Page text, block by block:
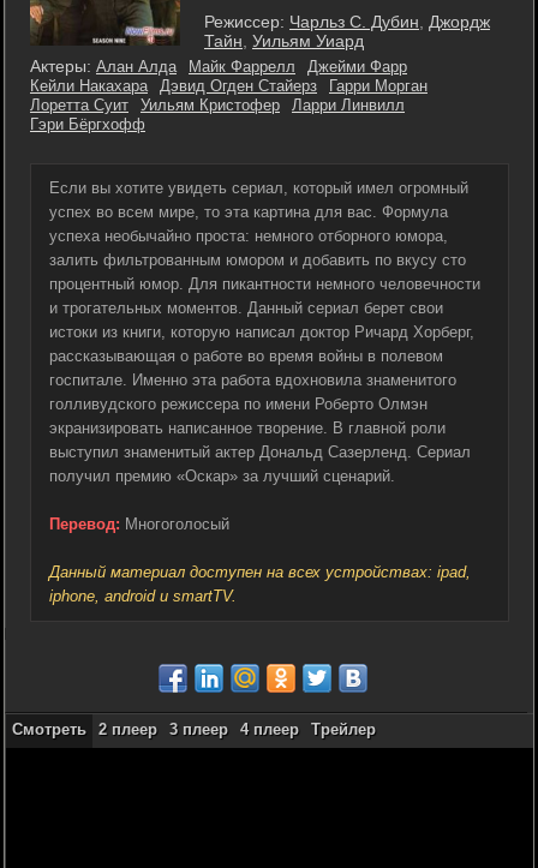
Режиссер: Чарльз С. Дубин
Джордж
Тайн Уильям Уиард
Актеры: Алан Алда Майк Фаррелл
Джейми Фарр
Кейли Накахара
Дэвид Огден Стайерз
Гарри Морган
Лоретта Суит
Уильям Кристофер
Ларри Линвилл
Гэри Бёргхофф
Если вы хотите увидеть сериал, который имел огромный
успех во всем мире, то эта картина для вас. Формула
успеха необычайно проста: немного отборного юмора,
залить фильтрованным юмором и добавить по вкусу сто
процентный юмор. Для пикантности немного человечности
и трогательных моментов. Данный сериал берет свои
истоки из книги, которую написал доктор Ричард Хорберг,
рассказывающая о работе во время войны в полевом
госпитале. Именно эта работа вдохновила знаменитого
голливудского режиссера по имени Роберто Олмэн
экранизировать написанное творение. В главной роли
выступил знаменитый актер Дональд Сазерленд. Сериал
получил премию «Оскар» за лучший сценарий.
Перевод: Многоголосый
Данный материал доступен на всех устройствах: ipad,
iphone, android и smartTV.
Смотреть 2 плеер 3 плеер 4 плеер Трейлер